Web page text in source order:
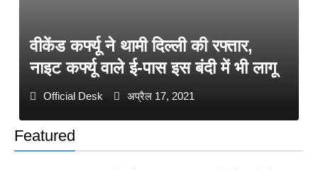
Featured
वीकेंड कर्फ्यू ने थामी दिल्ली की रफ्तार,
नाइट कर्फ्यू वाले ई-पास इस बंदी में भी लागू
Official Desk अप्रैल 17, 2021